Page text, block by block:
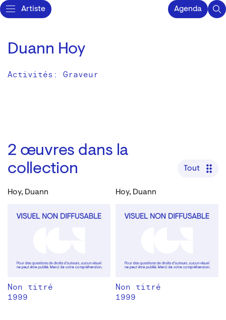
Artiste Agenda
Duann Hoy
Activités: Graveur
2 œuvres dans la
collection
Tout
Hoy, Duann
Non titré
1999
Hoy, Duann
Non titré
1999